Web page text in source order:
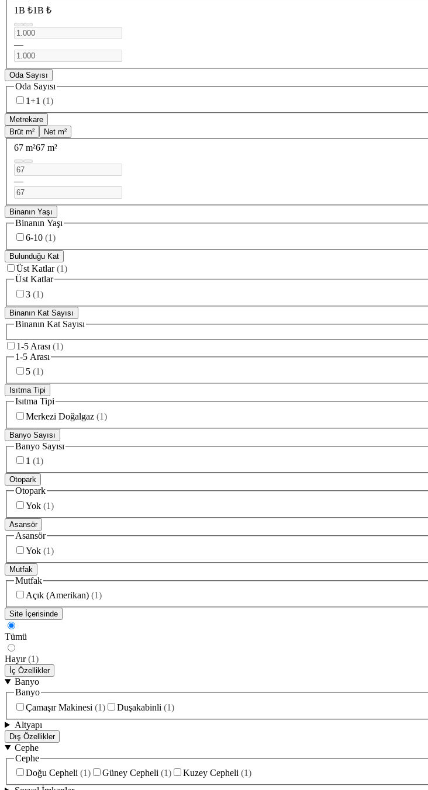
1B ₺1B ₺
—
Oda Sayısı
Oda Sayısı
1+1 (1)
Metrekare
Brüt m²
Net m²
67 m²67 m²
—
Binanın Yaşı
Binanın Yaşı
6-10 (1)
Bulunduğu Kat
Üst Katlar (1)
Üst Katlar
3 (1)
Binanın Kat Sayısı
Binanın Kat Sayısı
1-5 Arası (1)
1-5 Arası
5 (1)
Isıtma Tipi
Isıtma Tipi
Merkezi Doğalgaz (1)
Banyo Sayısı
Banyo Sayısı
1 (1)
Otopark
Otopark
Yok (1)
Asansör
Asansör
Yok (1)
Mutfak
Mutfak
Açık (Amerikan) (1)
Site İçerisinde
Tümü
Hayır (1)
İç Özellikler
Banyo
Banyo
Çamaşır Makinesi (1) Duşakabinli (1)
Altyapı
Dış Özellikler
Cephe
Cephe
Doğu Cepheli (1) Güney Cepheli (1) Kuzey Cepheli (1)